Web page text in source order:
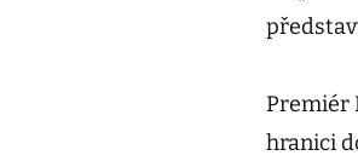
Premiér
hranici